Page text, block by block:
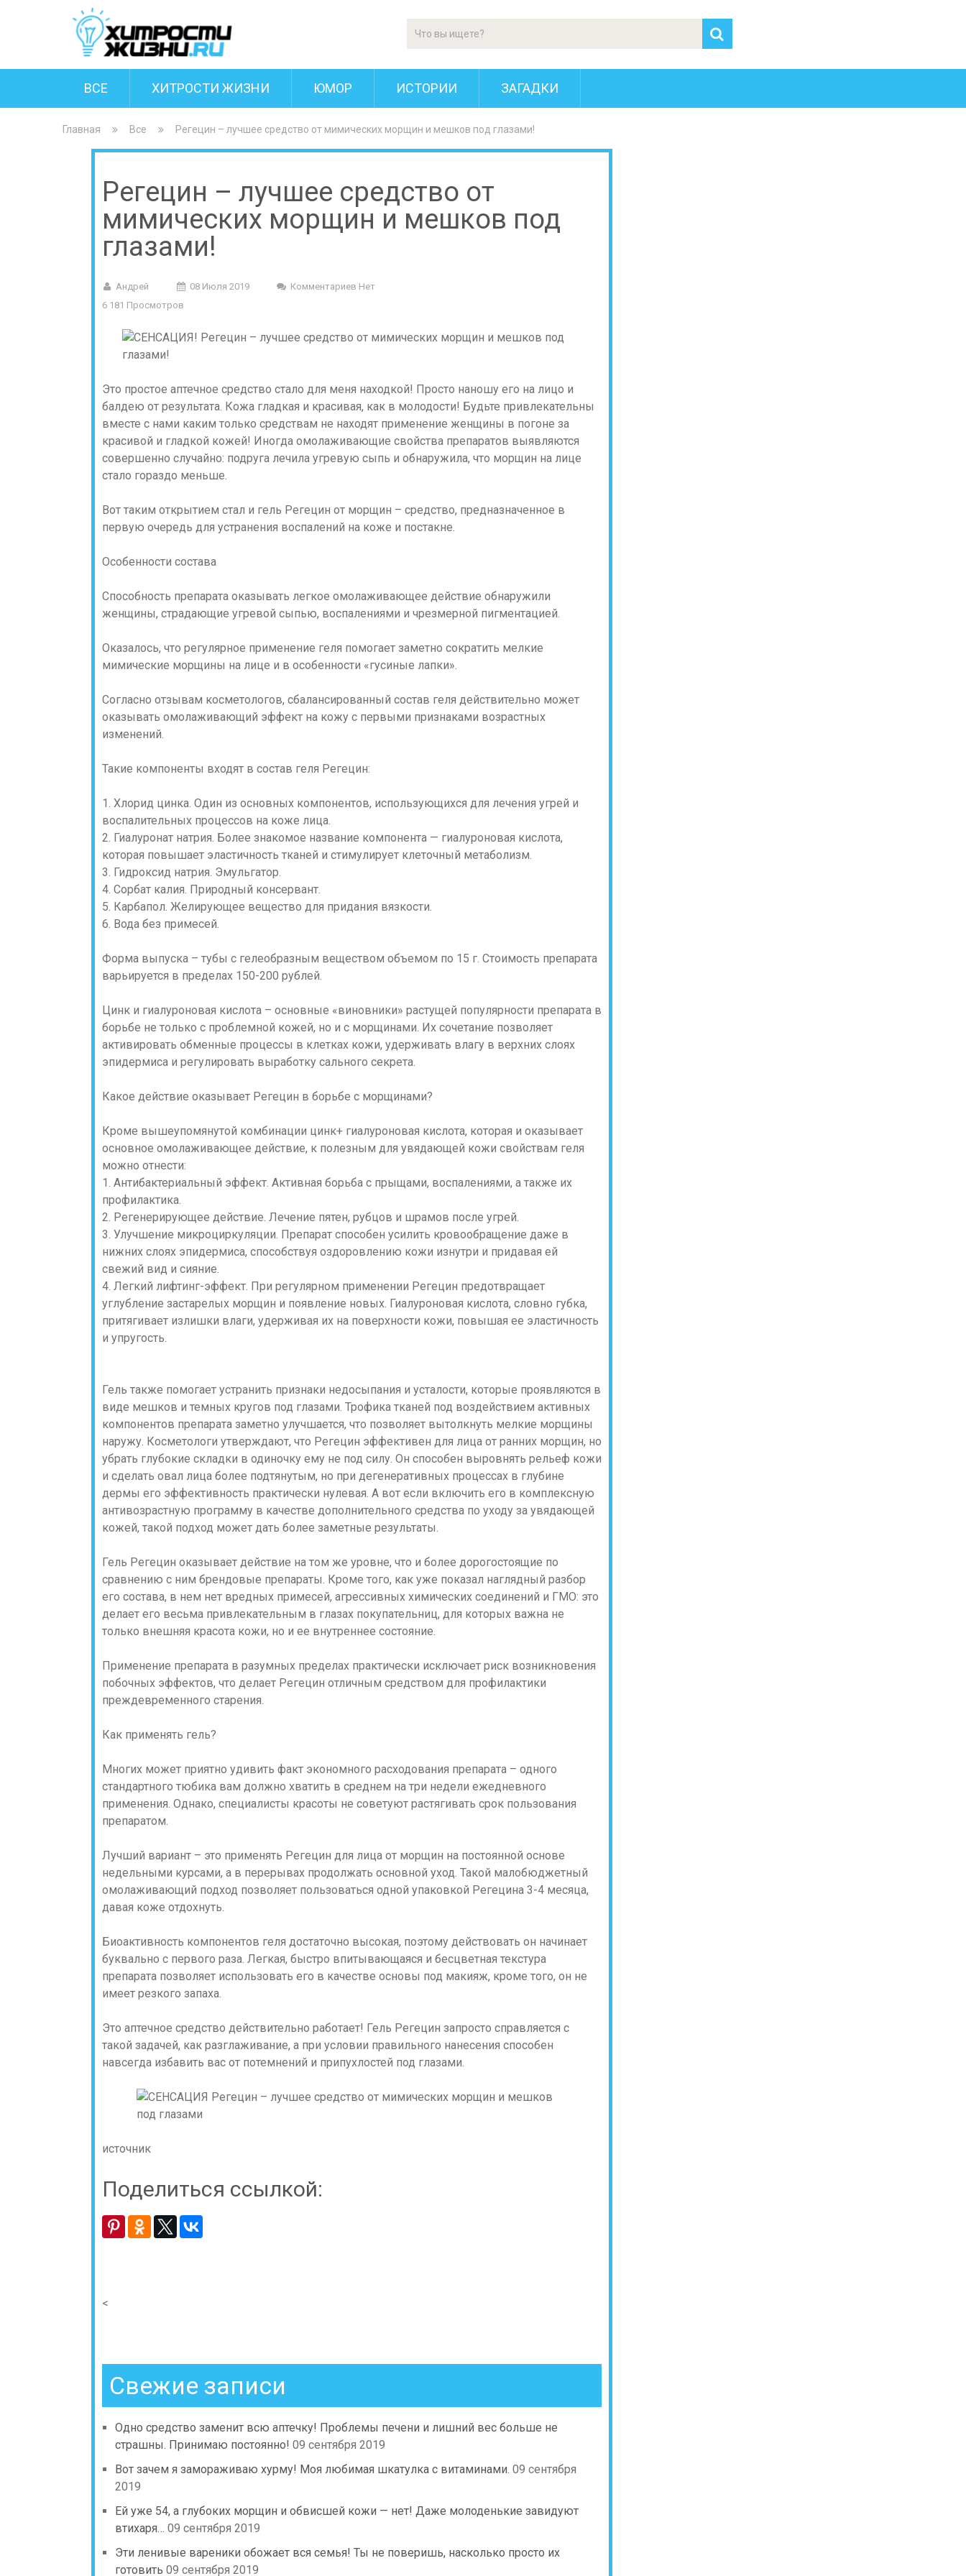
ВСЕ ХИТРОСТИ ЖИЗНИ ЮМОР ИСТОРИИ ЗАГАДКИ
Главная Все Регецин – лучшее средство от мимических морщин и мешков под глазами!
Регецин – лучшее средство от
мимических морщин и мешков под
глазами!
Андрей 08 Июля 2019
Комментариев Нет
6 181 Просмотров
Это простое аптечное средство стало для меня находкой! Просто наношу его на лицо и
балдею от результата. Кожа гладкая и красивая, как в молодости! Будьте привлекательны
вместе с нами каким только средствам не находят применение женщины в погоне за
красивой и гладкой кожей! Иногда омолаживающие свойства препаратов выявляются
совершенно случайно: подруга лечила угревую сыпь и обнаружила, что морщин на лице
стало гораздо меньше.
Вот таким открытием стал и гель Регецин от морщин – средство, предназначенное в
первую очередь для устранения воспалений на коже и постакне.
Особенности состава
Способность препарата оказывать легкое омолаживающее действие обнаружили
женщины, страдающие угревой сыпью, воспалениями и чрезмерной пигментацией.
Оказалось, что регулярное применение геля помогает заметно сократить мелкие
мимические морщины на лице и в особенности «гусиные лапки».
Согласно отзывам косметологов, сбалансированный состав геля действительно может
оказывать омолаживающий эффект на кожу с первыми признаками возрастных
изменений.
Такие компоненты входят в состав геля Регецин:
1. Хлорид цинка. Один из основных компонентов, использующихся для лечения угрей и
воспалительных процессов на коже лица.
2. Гиалуронат натрия. Более знакомое название компонента — гиалуроновая кислота,
которая повышает эластичность тканей и стимулирует клеточный метаболизм.
3. Гидроксид натрия. Эмульгатор.
4. Сорбат калия. Природный консервант.
5. Карбапол. Желирующее вещество для придания вязкости.
6. Вода без примесей.
Форма выпуска – тубы с гелеобразным веществом объемом по 15 г. Стоимость препарата
варьируется в пределах 150-200 рублей.
Цинк и гиалуроновая кислота – основные «виновники» растущей популярности препарата в
борьбе не только с проблемной кожей, но и с морщинами. Их сочетание позволяет
активировать обменные процессы в клетках кожи, удерживать влагу в верхних слоях
эпидермиса и регулировать выработку сального секрета.
Какое действие оказывает Регецин в борьбе с морщинами?
Кроме вышеупомянутой комбинации цинк+ гиалуроновая кислота, которая и оказывает
основное омолаживающее действие, к полезным для увядающей кожи свойствам геля
можно отнести:
1. Антибактериальный эффект. Активная борьба с прыщами, воспалениями, а также их
профилактика.
2. Регенерирующее действие. Лечение пятен, рубцов и шрамов после угрей.
3. Улучшение микроциркуляции. Препарат способен усилить кровообращение даже в
нижних слоях эпидермиса, способствуя оздоровлению кожи изнутри и придавая ей
свежий вид и сияние.
4. Легкий лифтинг-эффект. При регулярном применении Регецин предотвращает
углубление застарелых морщин и появление новых. Гиалуроновая кислота, словно губка,
притягивает излишки влаги, удерживая их на поверхности кожи, повышая ее эластичность
и упругость.
Гель также помогает устранить признаки недосыпания и усталости, которые проявляются в
виде мешков и темных кругов под глазами. Трофика тканей под воздействием активных
компонентов препарата заметно улучшается, что позволяет вытолкнуть мелкие морщины
наружу. Косметологи утверждают, что Регецин эффективен для лица от ранних морщин, но
убрать глубокие складки в одиночку ему не под силу. Он способен выровнять рельеф кожи
и сделать овал лица более подтянутым, но при дегенеративных процессах в глубине
дермы его эффективность практически нулевая. А вот если включить его в комплексную
антивозрастную программу в качестве дополнительного средства по уходу за увядающей
кожей, такой подход может дать более заметные результаты.
Гель Регецин оказывает действие на том же уровне, что и более дорогостоящие по
сравнению с ним брендовые препараты. Кроме того, как уже показал наглядный разбор
его состава, в нем нет вредных примесей, агрессивных химических соединений и ГМО: это
делает его весьма привлекательным в глазах покупательниц, для которых важна не
только внешняя красота кожи, но и ее внутреннее состояние.
Применение препарата в разумных пределах практически исключает риск возникновения
побочных эффектов, что делает Регецин отличным средством для профилактики
преждевременного старения.
Как применять гель?
Многих может приятно удивить факт экономного расходования препарата – одного
стандартного тюбика вам должно хватить в среднем на три недели ежедневного
применения. Однако, специалисты красоты не советуют растягивать срок пользования
препаратом.
Лучший вариант – это применять Регецин для лица от морщин на постоянной основе
недельными курсами, а в перерывах продолжать основной уход. Такой малобюджетный
омолаживающий подход позволяет пользоваться одной упаковкой Регецина 3-4 месяца,
давая коже отдохнуть.
Биоактивность компонентов геля достаточно высокая, поэтому действовать он начинает
буквально с первого раза. Легкая, быстро впитывающаяся и бесцветная текстура
препарата позволяет использовать его в качестве основы под макияж, кроме того, он не
имеет резкого запаха.
Это аптечное средство действительно работает! Гель Регецин запросто справляется с
такой задачей, как разглаживание, а при условии правильного нанесения способен
навсегда избавить вас от потемнений и припухлостей под глазами.
источник
Поделиться ссылкой:
<
Свежие записи
Одно средство заменит всю аптечку! Проблемы печени и лишний вес больше не
страшны. Принимаю постоянно! 09 сентября 2019
Вот зачем я замораживаю хурму! Моя любимая шкатулка с витаминами. 09 сентября
2019
Ей уже 54, а глубоких морщин и обвисшей кожи — нет! Даже молоденькие завидуют
втихаря… 09 сентября 2019
Эти ленивые вареники обожает вся семья! Ты не поверишь, насколько просто их
готовить 09 сентября 2019